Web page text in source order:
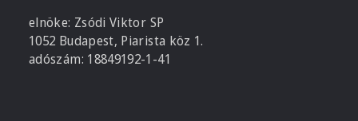
elnöke: Zsódi Viktor SP
1052 Budapest, Piarista köz 1.
adószám: 18849192-1-41